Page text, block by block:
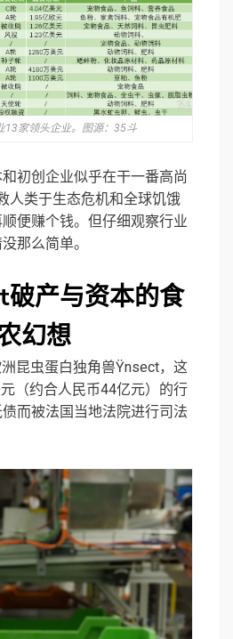
家领头企业。图源：35斗
初创企业似乎在干一番高尚
人类于生态危机和全球饥饿
便赚个钱。但仔细观察行业
那么简单。
破产与资本的食
幻想
昆虫蛋白独角兽Ÿnsect，这
（约合人民币44亿元）的行
而被法国当地法院进行司法